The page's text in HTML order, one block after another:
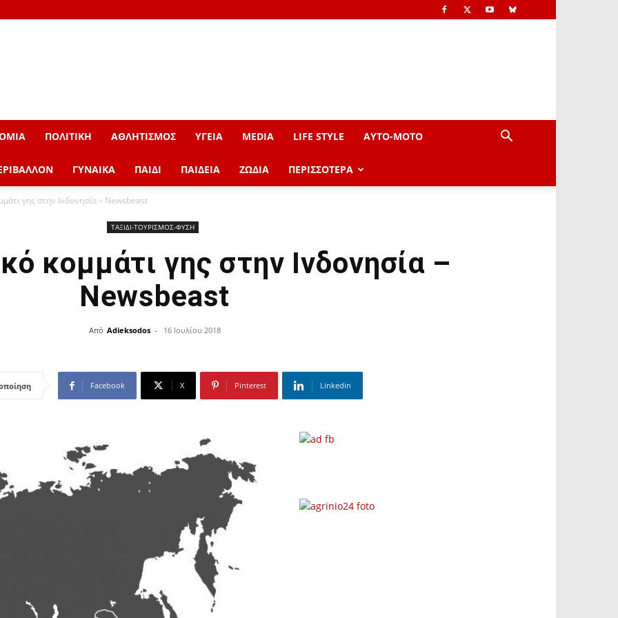
ΠΟΛΙΤΙΚΗ ΑΘΛΗΤΙΣΜΟΣ ΥΓΕΙΑ MEDIA LIFE STYLE AYTO-ΜOTO
ΓΥΝΑΙΚΑ ΠΑΙΔΙ ΠΑΙΔΕΙΑ ΖΩΔΙΑ ΠΕΡΙΣΣΟΤΕΡΑ
γης στην Ινδονησία – Newsbeast
ΤΑΞΙΔΙ-ΤΟΥΡΙΣΜΟΣ-ΦΥΣΗ
κομμάτι γης στην Ινδονησία –
Newsbeast
Από Adieksodos - 16 Ιουλίου 2018
Facebook X Pinterest Linkedin